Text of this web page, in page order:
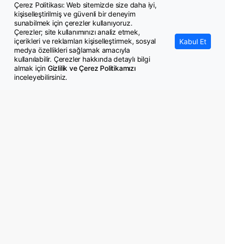
1.5 milyon öğrenciye dönüş yolu açıldı
Çerez Politikası: Web sitemizde size daha iyi,
kişiselleştirilmiş ve güvenli bir deneyim
sunabilmek için çerezler kullanıyoruz.
Çerezler; site kullanımınızı analiz etmek,
içerikleri ve reklamları kişiselleştirmek, sosyal
medya özellikleri sağlamak amacıyla
kullanılabilir. Çerezler hakkında detaylı bilgi
almak için Gizlilik ve Çerez Politikamızı
inceleyebilirsiniz.
Kabul Et